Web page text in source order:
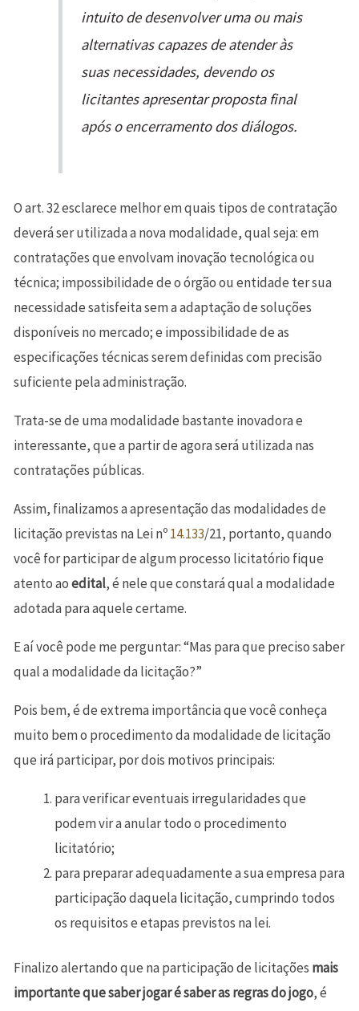
intuito de desenvolver uma ou mais
alternativas capazes de atender às
suas necessidades, devendo os
licitantes apresentar proposta final
após o encerramento dos diálogos.
O art. 32 esclarece melhor em quais tipos de contratação
deverá ser utilizada a nova modalidade, qual seja: em
contratações que envolvam inovação tecnológica ou
técnica; impossibilidade de o órgão ou entidade ter sua
necessidade satisfeita sem a adaptação de soluções
disponíveis no mercado; e impossibilidade de as
especificações técnicas serem definidas com precisão
suficiente pela administração.
Trata-se de uma modalidade bastante inovadora e
interessante, que a partir de agora será utilizada nas
contratações públicas.
Assim, finalizamos a apresentação das modalidades de
licitação previstas na Lei nº14.133/21, portanto, quando
você for participar de algum processo licitatório fique
atento aoedital, é nele que constará qual a modalidade
adotada para aquele certame.
E aí você pode me perguntar: “Mas para que preciso saber
qual a modalidade da licitação?”
Pois bem, é de extrema importância que você conheça
muito bem o procedimento da modalidade de licitação
que irá participar, por dois motivos principais:
para verificar eventuais irregularidades que
podem vir a anular todo o procedimento
licitatório;
para preparar adequadamente a sua empresa para
participação daquela licitação, cumprindo todos
os requisitos e etapas previstos na lei.
Finalizo alertando que na participação de licitações mais
importante que saber jogar é saber as regras do jogo, é